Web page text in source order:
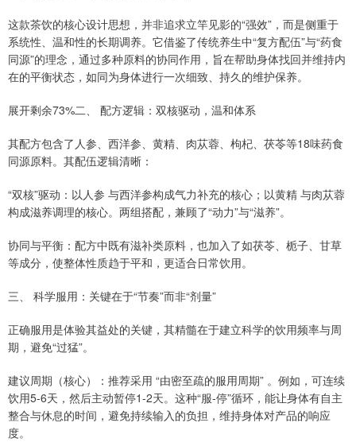
这款茶饮的核心设计思想，并非追求立竿见影的“强效”，而是侧重于
系统性、温和性的长期调养。它借鉴了传统养生中“复方配伍”与“药食
同源”的理念，通过多种原料的协同作用，旨在帮助身体找回并维持内
在的平衡状态，如同为身体进行一次细致、持久的维护保养。
展开剩余73%二、 配方逻辑：双核驱动，温和体系
其配方包含了人参、西洋参、黄精、肉苁蓉、枸杞、茯苓等18味药食
同源原料。其配伍逻辑清晰：
“双核”驱动：以人参 与西洋参构成气力补充的核心；以黄精 与肉苁蓉
构成滋养调理的核心。两组搭配，兼顾了“动力”与“滋养”。
协同与平衡：配方中既有滋补类原料，也加入了如茯苓、栀子、甘草
等成分，使整体性质趋于平和，更适合日常饮用。
三、 科学服用：关键在于“节奏”而非“剂量”
正确服用是体验其益处的关键，其精髓在于建立科学的饮用频率与周
期，避免“过猛”。
建议周期（核心）：推荐采用 “由密至疏的服用周期” 。例如，可连续
饮用5-6天，然后主动暂停1-2天。这种“服-停”循环，能让身体有自主
整合与休息的时间，避免持续输入的负担，维持身体对产品的响应
度。